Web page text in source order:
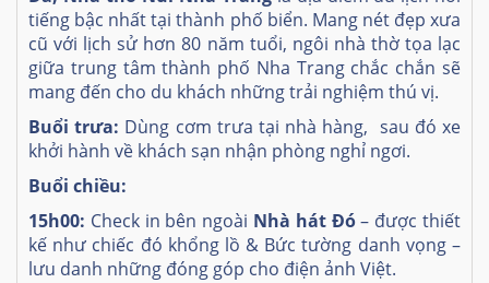
tiếng bậc nhất tại thành phố biển. Mang nét đẹp xưa
cũ với lịch sử hơn 80 năm tuổi, ngôi nhà thờ tọa lạc
giữa trung tâm thành phố Nha Trang chắc chắn sẽ
mang đến cho du khách những trải nghiệm thú vị.
Buổi trưa: Dùng cơm trưa tại nhà hàng, sau đó xe
khởi hành về khách sạn nhận phòng nghỉ ngơi.
Buổi chiều:
15h00: Check in bên ngoài Nhà hát Đó– được thiết
kế như chiếc đó khổng lồ & Bức tường danh vọng –
lưu danh những đóng góp cho điện ảnh Việt.